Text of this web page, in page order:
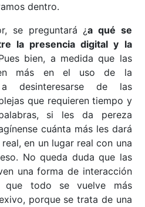
dentro.
se preguntará ¿a qué se
la presencia digital y la
bien, a medida que las
más en el uso de la
desinteresarse de las
que requieren tiempo y
si les da pereza
cuánta más les dará
en un lugar real con una
No queda duda que las
una forma de interacción
que todo se vuelve más
porque se trata de una